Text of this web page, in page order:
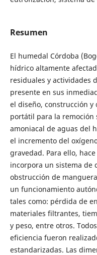
Resumen
El humedal Córdoba
hídrico altamente
residuales y actividades
presente en sus
el diseño, construcción
portátil para la
amoniacal de aguas del
el incremento del
gravedad. Para ello,
incorpora un sistema de
obstrucción de
un funcionamiento
tales como: pérdida de
materiales filtrantes,
y peso, entre otros.
eficiencia fueron
estandarizadas. Las